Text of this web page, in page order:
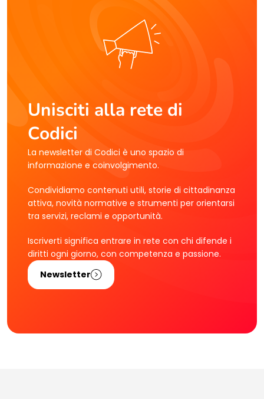
Unisciti alla rete di
Codici
La newsletter di Codici è uno spazio di
informazione e coinvolgimento.
Condividiamo contenuti utili, storie di cittadinanza
attiva, novità normative e strumenti per orientarsi
tra servizi, reclami e opportunità.
Iscriverti significa entrare in rete con chi difende i
diritti ogni giorno, con competenza e passione.
Newsletter